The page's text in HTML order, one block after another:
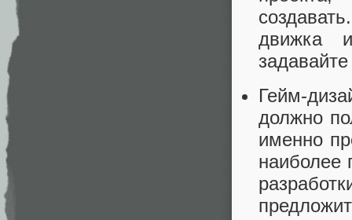
движка
Гейм-
должно
именно
наиболее